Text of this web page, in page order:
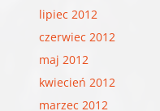
lipiec 2012
czerwiec 2012
maj 2012
kwiecień 2012
marzec 2012